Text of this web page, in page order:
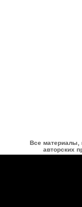
Все материалы,
авторских